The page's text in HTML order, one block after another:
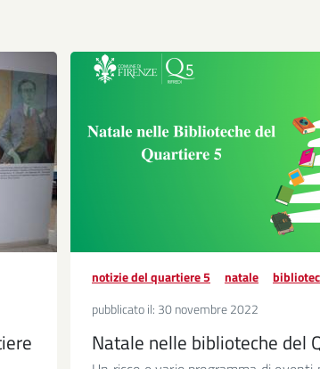
notizie del quartiere 5 natale
pubblicato il: 30 novembre 2022
Natale nelle biblioteche del